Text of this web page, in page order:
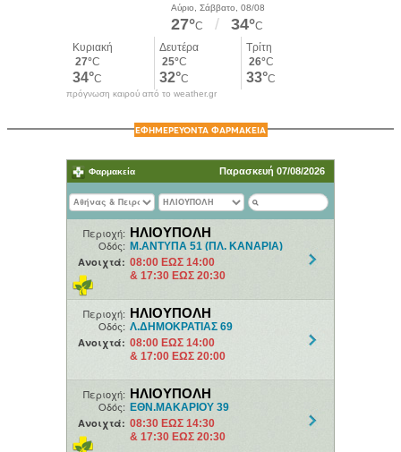
πρόγνωση καιρού από το weather.gr
ΕΦΗΜΕΡΕΥΟΝΤΑ ΦΑΡΜΑΚΕΙΑ